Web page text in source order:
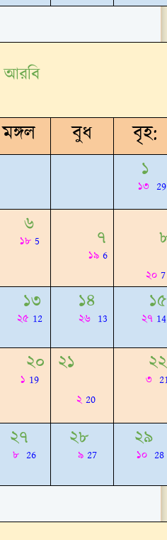
আরবি
মঙ্গল বুধ বৃহ:
১
১৩ 29
৬
১৮ 5 ৭
১৯ 6
২০ 7
১৩
২৫ 12
১৪
২৬ 13
১৫
২৭ 14
২০
১ 19
২১
২ 20
২২
৩
২৭
৮ 26
২৮
৯ 27
২৯
১০ 28